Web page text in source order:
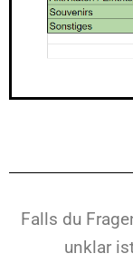
Falls du
unklar